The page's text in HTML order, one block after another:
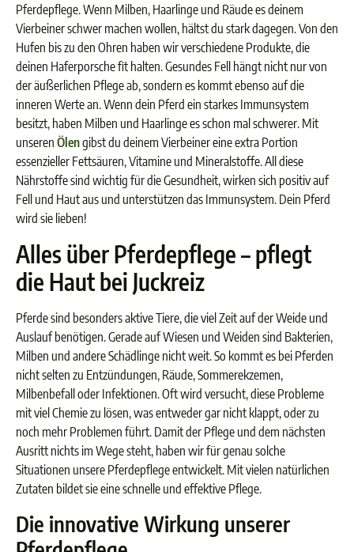
Pferdepflege. Wenn Milben, Haarlinge und Räude es deinem
Vierbeiner schwer machen wollen, hältst du stark dagegen. Von den
Hufen bis zu den Ohren haben wir verschiedene Produkte, die
deinen Haferporsche fit halten. Gesundes Fell hängt nicht nur von
der äußerlichen Pflege ab, sondern es kommt ebenso auf die
inneren Werte an. Wenn dein Pferd ein starkes Immunsystem
besitzt, haben Milben und Haarlinge es schon mal schwerer. Mit
unseren Ölengibst du deinem Vierbeiner eine extra Portion
essenzieller Fettsäuren, Vitamine und Mineralstoffe. All diese
Nährstoffe sind wichtig für die Gesundheit, wirken sich positiv auf
Fell und Haut aus und unterstützen das Immunsystem. Dein Pferd
wird sie lieben!
Alles über Pferdepflege – pflegt
die Haut bei Juckreiz
Pferde sind besonders aktive Tiere, die viel Zeit auf der Weide und
Auslauf benötigen. Gerade auf Wiesen und Weiden sind Bakterien,
Milben und andere Schädlinge nicht weit. So kommt es bei Pferden
nicht selten zu Entzündungen, Räude, Sommerekzemen,
Milbenbefall oder Infektionen. Oft wird versucht, diese Probleme
mit viel Chemie zu lösen, was entweder gar nicht klappt, oder zu
noch mehr Problemen führt. Damit der Pflege und dem nächsten
Ausritt nichts im Wege steht, haben wir für genau solche
Situationen unsere Pferdepflege entwickelt. Mit vielen natürlichen
Zutaten bildet sie eine schnelle und effektive Pflege.
Die innovative Wirkung unserer